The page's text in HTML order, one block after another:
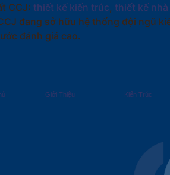
CCJ: thiết kế kiến trúc, thiết kế
đang sở hữu hệ thống đội ngũ
đánh giá cao.
Giới Thiệu Kiến Trúc